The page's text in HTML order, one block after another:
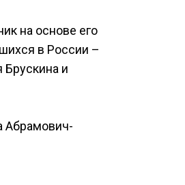
на основе его
в России –
Брускина и
Абрамович-